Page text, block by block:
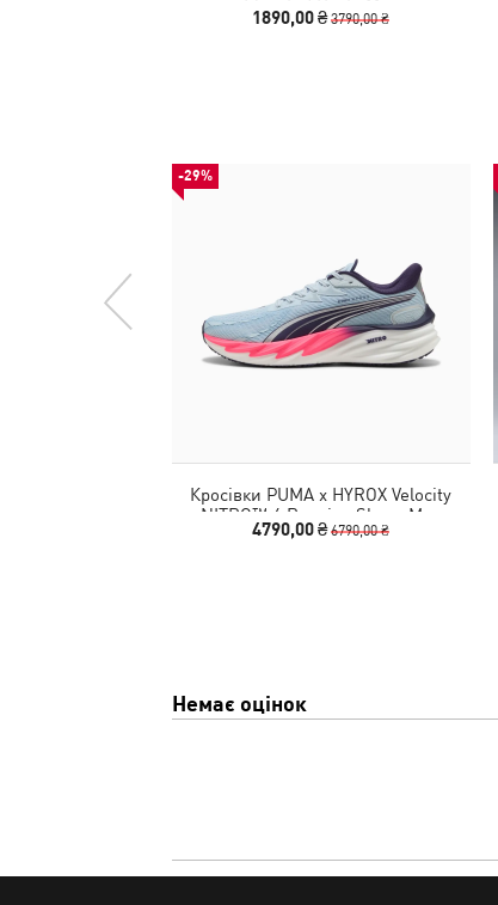
1890,00 ₴3790,00 ₴
-29%
Кросівки PUMA x HYROX Velocity
NITRO™ 4 Running Shoes Men
4790,00 ₴6790,00 ₴
Немає оцінок